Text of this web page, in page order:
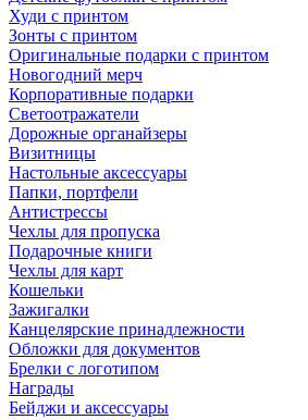
Худи с принтом
Зонты с принтом
Оригинальные подарки с принтом
Новогодний мерч
Корпоративные подарки
Светоотражатели
Дорожные органайзеры
Визитницы
Настольные аксессуары
Папки, портфели
Антистрессы
Чехлы для пропуска
Подарочные книги
Чехлы для карт
Кошельки
Зажигалки
Канцелярские принадлежности
Обложки для документов
Брелки с логотипом
Награды
Бейджи и аксессуары